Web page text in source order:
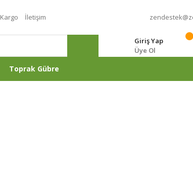
Kargo İletişim
Giriş Yap
Üye Ol
Toprak Gübre